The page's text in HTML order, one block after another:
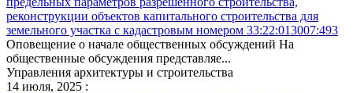
реконструкции объектов капитального строительства для
земельного участка с кадастровым номером 33:22:013007:493
Оповещение о начале общественных обсуждений На
общественные обсуждения представляе...
Управления архитектуры и строительства
14 июля, 2025 :